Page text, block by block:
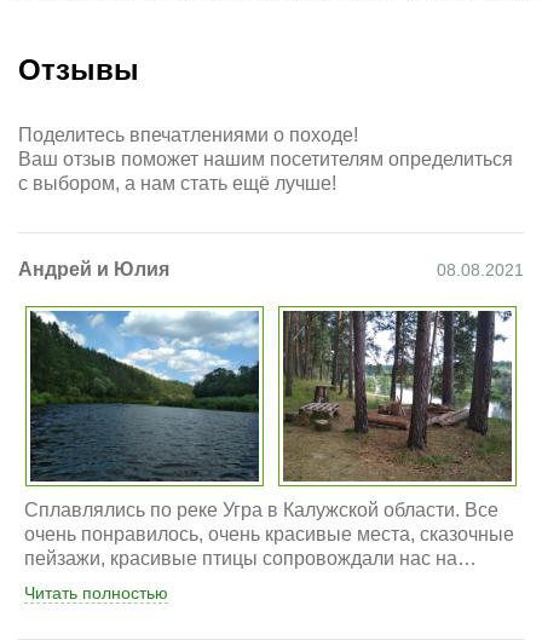
Отзывы
Поделитесь впечатлениями о походе!
Ваш отзыв поможет нашим посетителям определиться
с выбором, а нам стать ещё лучше!
Андрей и Юлия 08.08.2021
Сплавлялись по реке Угра в Калужской области. Все
очень понравилось, очень красивые места, сказочные
пейзажи, красивые птицы сопровождали нас на
протяжении всего маршрута. Дикие места, не
тронутая природа, на берегах такой густой лес, через
Читать полностью